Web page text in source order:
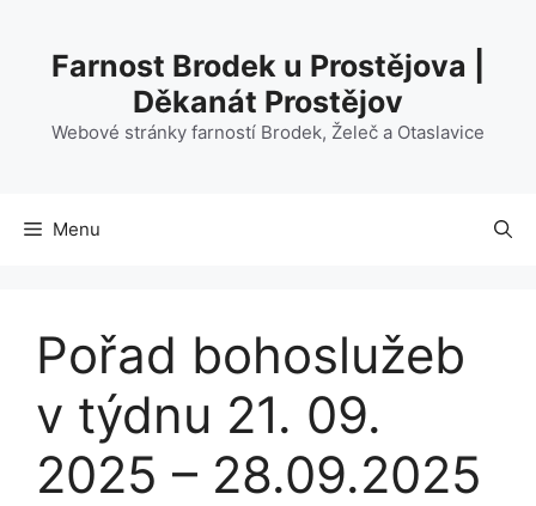
obsahFarnost Brodek u Prostějova |
Děkanát Prostějov
Webové stránky farností Brodek, Želeč a Otaslavice
Menu
Pořad bohoslužeb
v týdnu 21. 09.
2025 – 28.09.2025